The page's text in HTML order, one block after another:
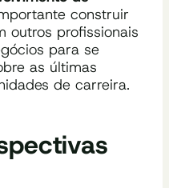
construir
outros profissionais
para se
as últimas
de carreira.